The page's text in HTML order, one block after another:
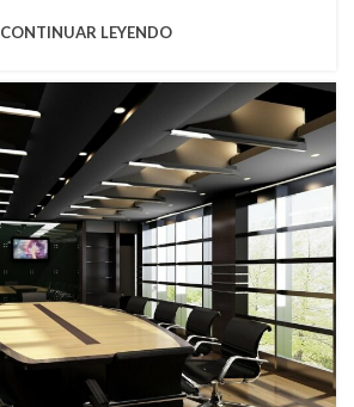
CONTINUAR LEYENDO